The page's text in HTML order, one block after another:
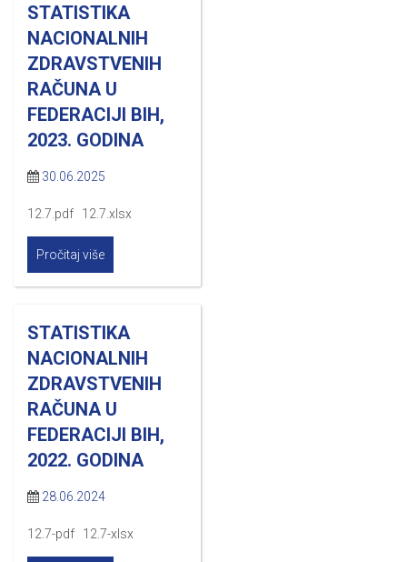
STATISTIKA
NACIONALNIH
ZDRAVSTVENIH
RAČUNA U
FEDERACIJI BIH,
2023. GODINA
30.06.2025
12.7.pdf 12.7.xlsx
Pročitaj više
STATISTIKA
NACIONALNIH
ZDRAVSTVENIH
RAČUNA U
FEDERACIJI BIH,
2022. GODINA
28.06.2024
12.7-pdf 12.7-xlsx